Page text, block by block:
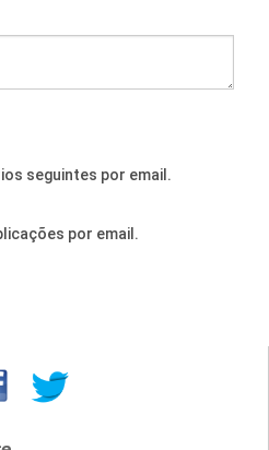
seguintes por email.
por email.